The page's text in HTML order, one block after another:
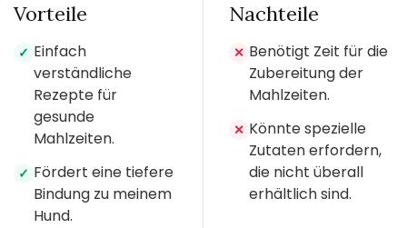
Vorteile
✓ Einfach
verständliche
Rezepte für
gesunde
Mahlzeiten.
✓ Fördert eine tiefere
Bindung zu meinem
Hund.
Nachteile
✕ Benötigt Zeit für die
Zubereitung der
Mahlzeiten.
✕ Könnte spezielle
Zutaten erfordern,
die nicht überall
erhältlich sind.